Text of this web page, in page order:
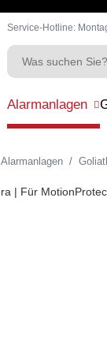
Service-Hotline:
Alarmanlagen
Alarmanlagen